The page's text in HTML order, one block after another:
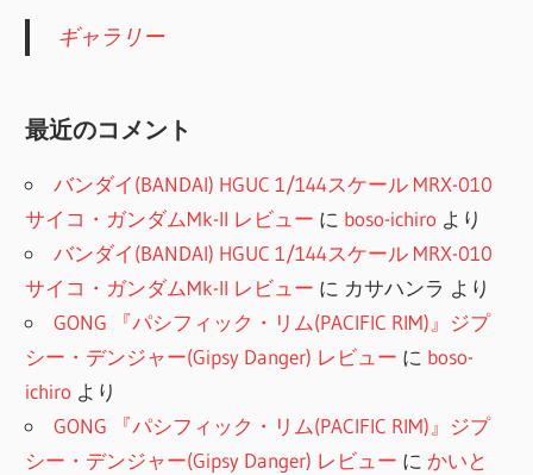
ギャラリー
最近のコメント
バンダイ(BANDAI) HGUC 1/144スケール MRX-010
サイコ・ガンダムMk-II レビュー に boso-ichiro より
バンダイ(BANDAI) HGUC 1/144スケール MRX-010
サイコ・ガンダムMk-II レビュー に カサハンラ より
GONG 『パシフィック・リム(PACIFIC RIM)』ジプ
シー・デンジャー(Gipsy Danger) レビュー に boso-
ichiro より
GONG 『パシフィック・リム(PACIFIC RIM)』ジプ
シー・デンジャー(Gipsy Danger) レビュー に かいと